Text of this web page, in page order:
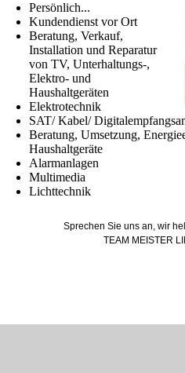
Persönlich...
Kundendienst vor Ort
Beratung, Verkauf,
Installation und Reparatur
von TV, Unterhaltungs-,
Elektro- und
Haushaltgeräten
Elektrotechnik
SAT/ Kabel/
Beratung, Umsetzung,
Haushaltgeräte
Alarmanlagen
Multimedia
Lichttechnik
Sprechen Sie uns an, wir helfen
TEAM MEISTER